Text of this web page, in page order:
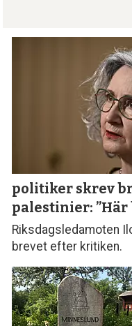
politiker skrev
palestinier: ”Här
Riksdagsledamoten
brevet efter kritiken.